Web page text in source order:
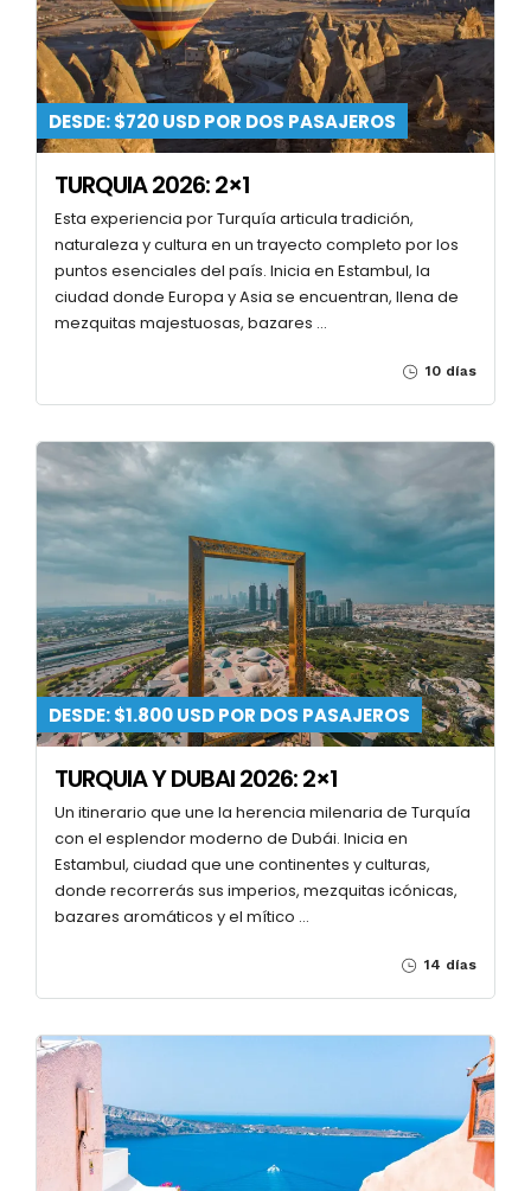
DESDE: $720 USD POR DOS PASAJEROS
TURQUIA 2026: 2×1
Esta experiencia por Turquía articula tradición,
naturaleza y cultura en un trayecto completo por los
puntos esenciales del país. Inicia en Estambul, la
ciudad donde Europa y Asia se encuentran, llena de
mezquitas majestuosas, bazares …
10 días
DESDE: $1.800 USD POR DOS PASAJEROS
TURQUIA Y DUBAI 2026: 2×1
Un itinerario que une la herencia milenaria de Turquía
con el esplendor moderno de Dubái. Inicia en
Estambul, ciudad que une continentes y culturas,
donde recorrerás sus imperios, mezquitas icónicas,
bazares aromáticos y el mítico …
14 días